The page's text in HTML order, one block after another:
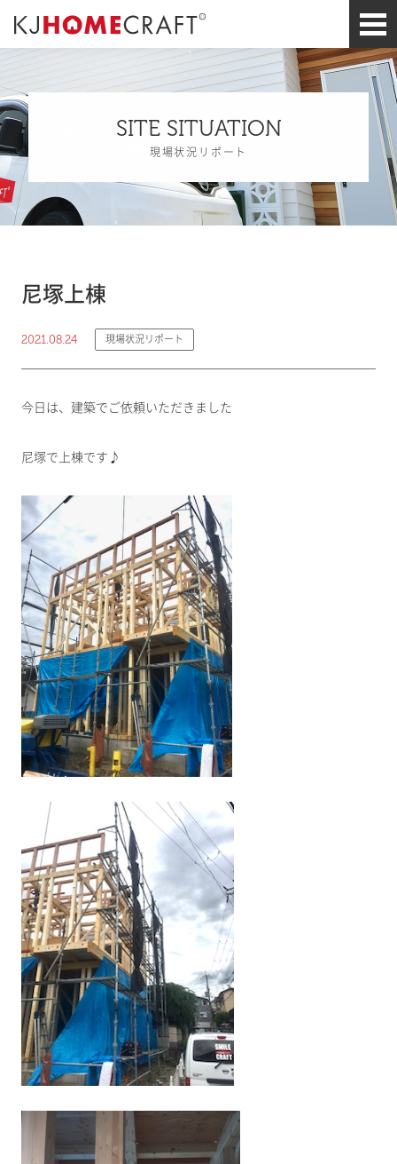
SITE SITUATION
現場状況リポート
尼塚上棟
2021.08.24 現場状況リポート
今日は、建築でご依頼いただきました
尼塚で上棟です♪